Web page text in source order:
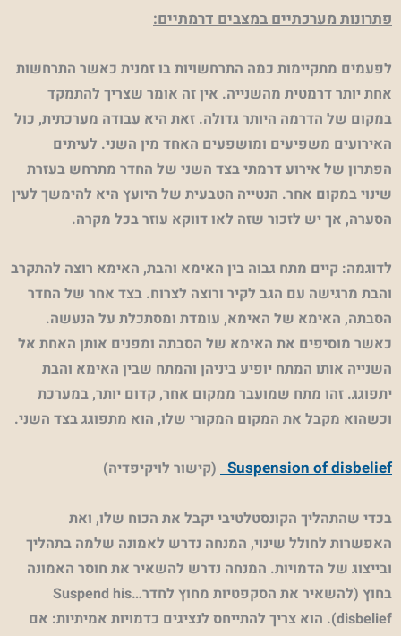
פתרונות מערכתיים במצבים דרמתיים:
לפעמים מתקיימות כמה התרחשויות בו זמנית כאשר התרחשות
אחת יותר דרמטית מהשנייה. אין זה אומר שצריך להתמקד
במקום של הדרמה היותר גדולה. זאת היא עבודה מערכתית, כול
האירועים משפיעים ומושפעים האחד מין השני. לעיתים
הפתרון של אירוע דרמתי בצד השני של החדר מתרחש בעזרת
שינוי במקום אחר. הנטייה הטבעית של היועץ היא להימשך לעין
הסערה, אך יש לזכור שזה לאו דווקא עוזר בכל מקרה.
לדוגמה: קיים מתח גבוה בין האימא והבת, האימא רוצה להתקרב
והבת מרגישה עם הגב לקיר ורוצה לצרוח. בצד אחר של החדר
הסבתה, האימא של האימא, עומדת ומסתכלת על הנעשה.
כאשר מוסיפים את האימא של הסבתה ומפנים אותן האחת אל
השנייה אותו המתח יופיע ביניהן והמתח שבין האימא והבת
יתפוגג. זהו מתח שמועבר ממקום אחר, קדום יותר, במערכת
וכשהוא מקבל את המקום המקורי שלו, הוא מתפוגג בצד השני.
Suspension of disbelief
(קישור לויקיפדיה)
בכדי שהתהליך הקונסטלטיבי יקבל את הכוח שלו, ואת
האפשרות לחולל שינוי, המנחה נדרש לאמונה שלמה בתהליך
ובייצוג של הדמויות. המנחה נדרש להשאיר את חוסר האמונה
בחוץ (להשאיר את הסקפטיות מחוץ לחדר…Suspend his
disbelief). הוא צריך להתייחס לנציגים כדמויות אמיתיות: אם